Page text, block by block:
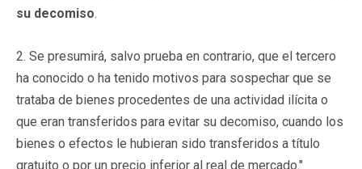
su decomiso.
2. Se presumirá, salvo prueba en contrario, que el tercero
ha conocido o ha tenido motivos para sospechar que se
trataba de bienes procedentes de una actividad ilícita o
que eran transferidos para evitar su decomiso, cuando los
bienes o efectos le hubieran sido transferidos a título
gratuito o por un precio inferior al real de mercado."